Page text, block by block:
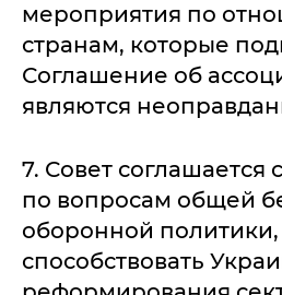
мероприятия по
странам, которые
Соглашение об
являются
7. Совет соглашается
по вопросам общей
оборонной политики,
способствовать